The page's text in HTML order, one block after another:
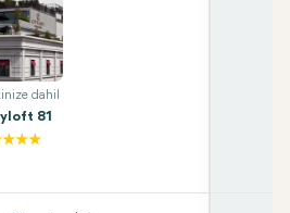
dahil
81